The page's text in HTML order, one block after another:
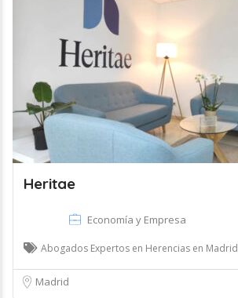
Heritae
Economía y Empresa
Abogados Expertos en Herencias en Madrid
Madrid